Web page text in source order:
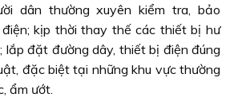
dân thường xuyên kiểm tra, bảo
kịp thời thay thế các thiết bị hư
lắp đặt đường dây, thiết bị điện đúng
đặc biệt tại những khu vực thường
ẩm ướt.